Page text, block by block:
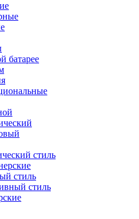
батарее
стиль
стиль
стиль